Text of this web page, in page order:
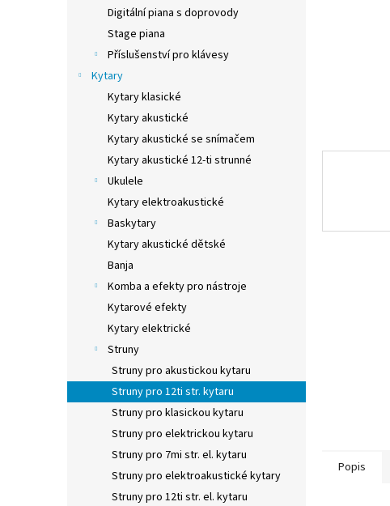
Digitální piana s doprovody
Stage piana
Příslušenství pro klávesy
Kytary
Kytary klasické
Kytary akustické
Kytary akustické se snímačem
Kytary akustické 12-ti strunné
Ukulele
Kytary elektroakustické
Baskytary
Kytary akustické dětské
Banja
Komba a efekty pro nástroje
Kytarové efekty
Kytary elektrické
Struny
Struny pro akustickou kytaru
Struny pro 12ti str. kytaru
Struny pro klasickou kytaru
Struny pro elektrickou kytaru
Struny pro 7mi str. el. kytaru
Struny pro elektroakustické kytary
Struny pro 12ti str. el. kytaru
Popis